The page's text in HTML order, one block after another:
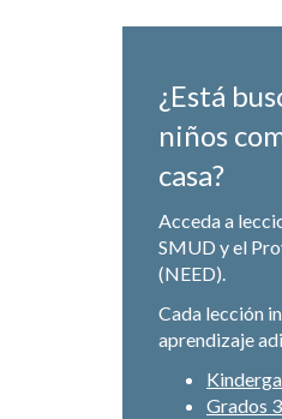
¿Está
niños
casa?
Acceda a
SMUD y el
(NEED).
Cada lección
aprendizaje
Grados